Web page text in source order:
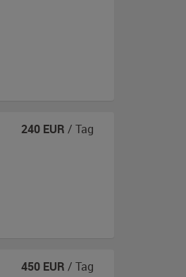
240 EUR / Tag
450 EUR / Tag